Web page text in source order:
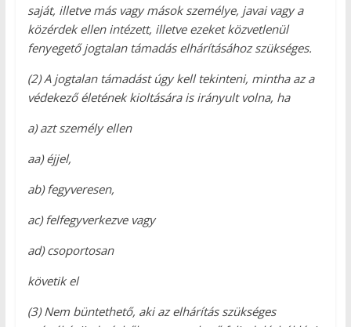
saját, illetve más vagy mások személye, javai vagy a
közérdek ellen intézett, illetve ezeket közvetlenül
fenyegető jogtalan támadás elhárításához szükséges.
(2) A jogtalan támadást úgy kell tekinteni, mintha az a
védekező életének kioltására is irányult volna, ha
a)azt személy ellen
aa)éjjel,
ab)fegyveresen,
ac)felfegyverkezve vagy
ad)csoportosan
követik el
(3) Nem büntethető, aki az elhárítás szükséges